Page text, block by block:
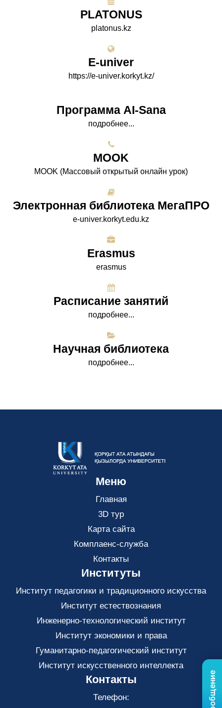
PLATONUS
platonus.kz
E-univer
https://e-univer.korkyt.kz/
Программа AI-Sana
подробнее...
МООK
МООK (Массовый открытый онлайн урок)
Электронная библиотека МегаПРО
e-univer.korkyt.edu.kz
Erasmus
erasmus
Расписание занятий
подробнее...
Научная библиотека
подробнее...
Меню
Главная
3D тур
Карта сайта
Комплаенс-служба
Контакты
Институты
Институт педагогики и традиционного искусства
Институт естествознания
Инженерно-технологический институт
Институт экономики и права
Гуманитарно-педагогический институт
Институт искусственного интеллекта
Контакты
Телефон: